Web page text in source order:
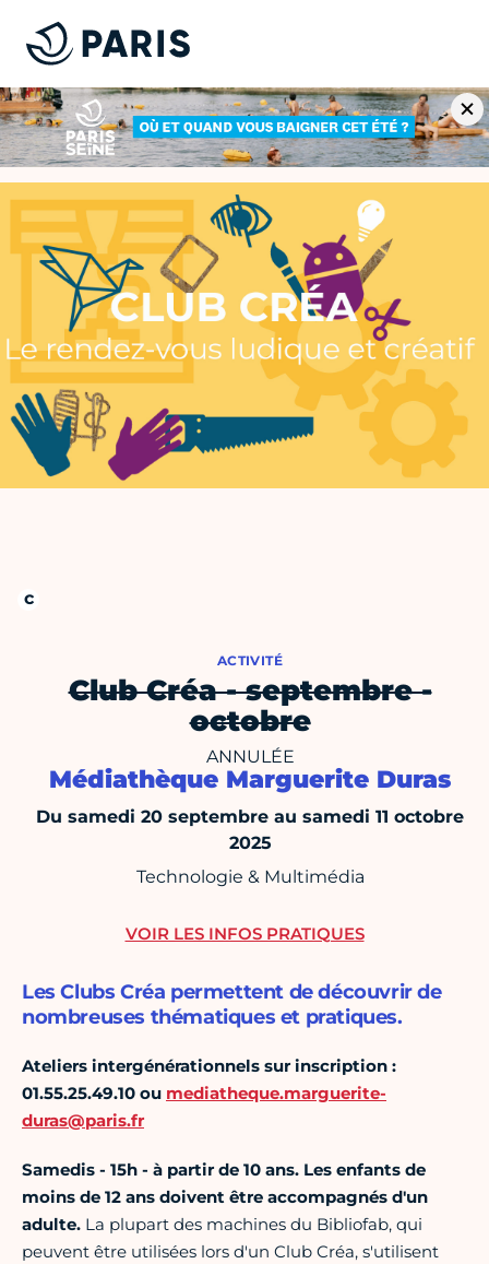
ACTIVITÉ
Club Créa - septembre -
octobre
ANNULÉE
Médiathèque Marguerite Duras
Du samedi 20 septembre au samedi 11 octobre
2025
Technologie & Multimédia
Les Clubs Créa permettent de découvrir de
nombreuses thématiques et pratiques.
Ateliers intergénérationnels sur inscription :
01.55.25.49.10 ou mediatheque.marguerite-
duras@paris.fr
Samedis - 15h - à partir de 10 ans. Les enfants de
moins de 12 ans doivent être accompagnés d'un
adulte. La plupart des machines du Bibliofab, qui
peuvent être utilisées lors d'un Club Créa, s'utilisent
VOIR LES INFOS PRATIQUES